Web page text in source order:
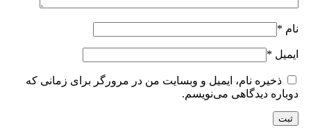
نام *
ایمیل *
ذخیره نام، ایمیل و وبسایت من در مرورگر برای زمانی که
دوباره دیدگاهی می‌نویسم.